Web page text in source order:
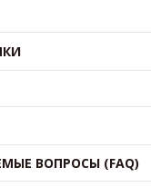
ВОПРОСЫ (FAQ)